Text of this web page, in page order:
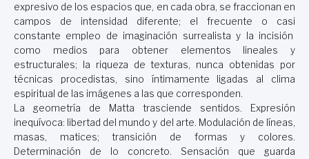
expresivo de los espacios que, en cada obra, se fraccionan en
campos de intensidad diferente; el frecuente o casi
constante empleo de imaginación surrealista y la incisión
como medios para obtener elementos lineales y
estructurales; la riqueza de texturas, nunca obtenidas por
técnicas procedistas, sino íntimamente ligadas al clima
espiritual de las imágenes a las que corresponden.
La geometría de Matta trasciende sentidos. Expresión
inequívoca: libertad del mundo y del arte. Modulación de líneas,
masas, matices; transición de formas y colores.
Determinación de lo concreto. Sensación que guarda